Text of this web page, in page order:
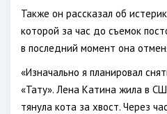
Также он рассказал об
которой за час до съемок
в последний момент она
«Изначально я планировал
«Тату». Лена Катина жила в
тянула кота за хвост. Через